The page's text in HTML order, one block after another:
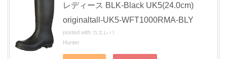
レディース BLK-Black UK5(24.0cm)
originaltall-UK5-WFT1000RMA-BLY
posted with カエレバ
Hunter